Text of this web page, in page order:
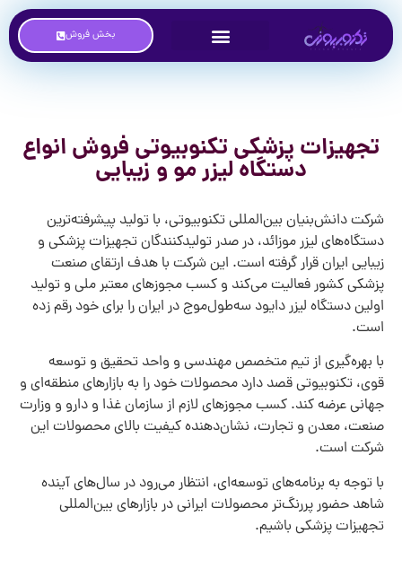
بخش فروش
تجهیزات پزشکی تکنوبیوتی فروش انواع
دستگاه لیزر مو و زیبایی
شرکت دانش‌بنیان بین‌المللی تکنوبیوتی، با تولید پیشرفته‌ترین
دستگاه‌های لیزر مو‌زائد، در صدر تولیدکنندگان تجهیزات پزشکی و
زیبایی ایران قرار گرفته است. این شرکت با هدف ارتقای صنعت
پزشکی کشور فعالیت می‌کند و کسب مجوزهای معتبر ملی و تولید
اولین دستگاه لیزر دایود سه‌طول‌موج در ایران را برای خود رقم زده
است.
با بهره‌گیری از تیم متخصص مهندسی و واحد تحقیق و توسعه
قوی، تکنوبیوتی قصد دارد محصولات خود را به بازارهای منطقه‌ای و
جهانی عرضه کند. کسب مجوزهای لازم از سازمان غذا و دارو و وزارت
صنعت، معدن و تجارت، نشان‌دهنده کیفیت بالای محصولات این
شرکت است.
با توجه به برنامه‌های توسعه‌ای، انتظار می‌رود در سال‌های آینده
شاهد حضور پررنگ‌تر محصولات ایرانی در بازارهای بین‌المللی
تجهیزات پزشکی باشیم.